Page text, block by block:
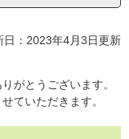
日：2023年4月3日更新
がとうございます。
ていただきます。